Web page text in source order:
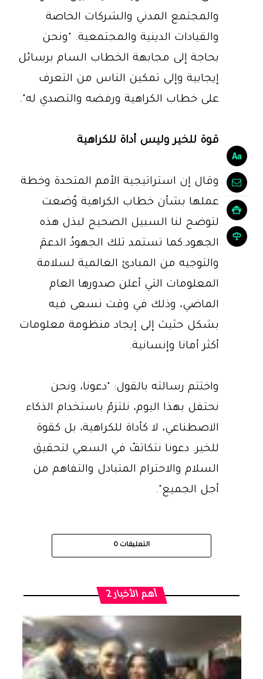
والمجتمع المدني والشركات الخاصة
والقيادات الدينية والمجتمعية. "ونحن
بحاجة إلى مجابهة الخطاب السام برسائل
إيجابية وإلى تمكين الناس من التعرف
على خطاب الكراهية ورفضه والتصدي له".
قوة للخير وليس أداة للكراهية
وقال إن استراتيجية الأمم المتحدة وخطة
عملها بشأن خطاب الكراهية وُضعت
لتوضح لنا السبيل الصحيح لبذل هذه
الجهود.كما تستمد تلك الجهودُ الدعمَ
والتوجيه من المبادئ العالمية لسلامة
المعلومات التي أعلن صدورها العام
الماضي، وذلك في وقت نسعى فيه
بشكل حثيث إلى إيجاد منظومة معلومات
أكثر أمانا وإنسانية.
واختتم رسالته بالقول: "دعونا، ونحن
نحتفل بهذا اليوم، نلتزمْ باستخدام الذكاء
الاصطناعي، لا كأداة للكراهية، بل كقوة
للخير. دعونا نتكاتفْ في السعي لتحقيق
السلام والاحترام المتبادل والتفاهم من
أجل الجميع".
التعليقات 0
أهم الأخبار 2